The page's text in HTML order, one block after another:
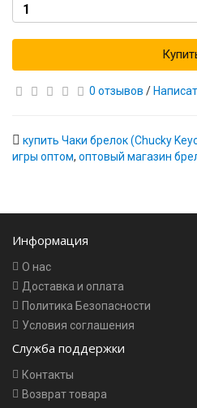
0 отзывов /
купить Чаки брелок (Chucky
игры оптом, оптовый магазин
Информация
О нас
Доставка и оплата
Политика Безопасности
Условия соглашения
Служба поддержки
Контакты
Возврат товара